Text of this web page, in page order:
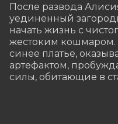
После развода
уединенный
начать жизнь с
жестоким кошмаром.
синее платье,
артефактом,
силы, обитающие в